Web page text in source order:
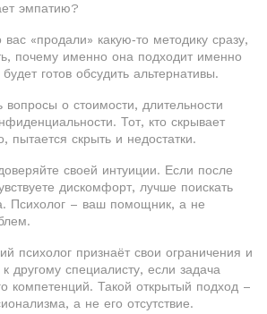
эмпатию?
вас «продали» какую‑то методику сразу,
почему именно она подходит именно
готов обсудить альтернативы.
вопросы о стоимости, длительности
Тот, кто скрывает
пытается скрыть и недостатки.
своей интуиции. Если после
дискомфорт, лучше поискать
Психолог – ваш помощник, а не
психолог признаёт свои ограничения и
к другому специалисту, если задача
компетенций. Такой открытый подход –
а не его отсутствие.